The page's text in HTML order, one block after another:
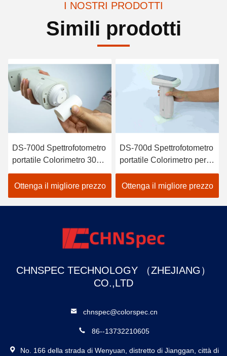
I NOSTRI PRODOTTI
Simili prodotti
DS-700d Spettrofotometro
portatile Colorimetro 30+
Parametri di misurazione
e 37 sorgenti luminose di
valutazione
Ottenga il migliore prezzo
DS-700d Spettrofotometro
portatile Colorimetro per
l'industria tessile
Ottenga il migliore prezzo
e
CHNSPEC TECHNOLOGY （ZHEJIANG）
CO.,LTD
chnspec@colorspec.cn
86--13732210605
No. 166 della strada di Wenyuan, distretto di Jianggan, città di